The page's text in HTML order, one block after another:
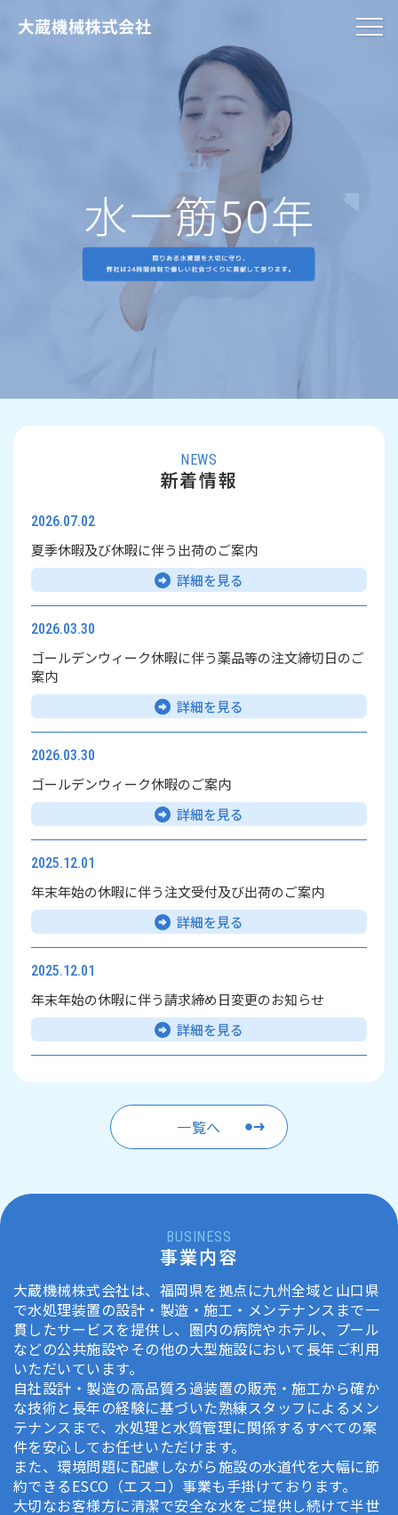
NEWS
新着情報
2026.07.02
夏季休暇及び休暇に伴う出荷のご案内
詳細を見る
2026.03.30
ゴールデンウィーク休暇に伴う薬品等の注文締切日のご
案内
詳細を見る
2026.03.30
ゴールデンウィーク休暇のご案内
詳細を見る
2025.12.01
年末年始の休暇に伴う注文受付及び出荷のご案内
詳細を見る
2025.12.01
年末年始の休暇に伴う請求締め日変更のお知らせ
詳細を見る
一覧へ
BUSINESS
事業内容
大蔵機械株式会社は、福岡県を拠点に九州全域と山口県
で水処理装置の設計・製造・施工・メンテナンスまで一
貫したサービスを提供し、圏内の病院やホテル、プール
などの公共施設やその他の大型施設において長年ご利用
いただいています。
自社設計・製造の高品質ろ過装置の販売・施工から確か
な技術と長年の経験に基づいた熟練スタッフによるメン
テナンスまで、水処理と水質管理に関係するすべての案
件を安心してお任せいただけます。
また、環境問題に配慮しながら施設の水道代を大幅に節
約できるESCO（エスコ）事業も手掛けております。
大切なお客様方に清潔で安全な水をご提供し続けて半世